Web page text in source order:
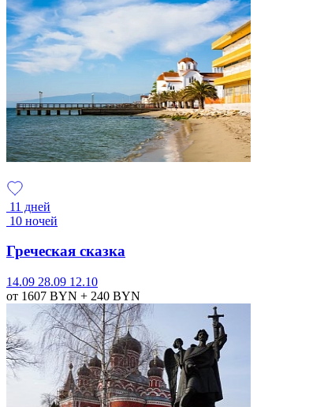
11 дней
10 ночей
Греческая сказка
14.09 28.09 12.10
от 1607 BYN + 240 BYN